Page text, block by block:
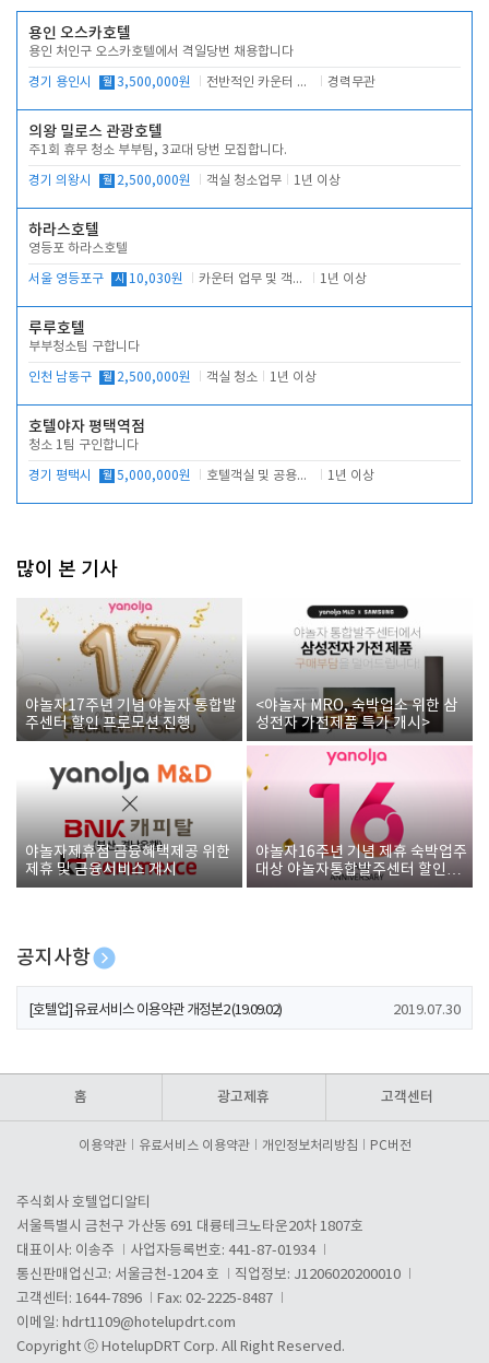
용인 오스카호텔
용인 처인구 오스카호텔에서 격일당번 채용합니다
경기 용인시 월 3,500,000원 전반적인 카운터 업무 경력무관
의왕 밀로스 관광호텔
주1회 휴무 청소 부부팀, 3교대 당번 모집합니다.
경기 의왕시 월 2,500,000원 객실 청소업무 1년 이상
하라스호텔
영등포 하라스호텔
서울 영등포구 시 10,030원 카운터 업무 및 객실관리(청소상태 확인, 객실판매) 1년 이상
루루호텔
부부청소팀 구합니다
인천 남동구 월 2,500,000원 객실 청소 1년 이상
호텔야자 평택역점
청소 1팀 구인합니다
경기 평택시 월 5,000,000원 호텔객실 및 공용시설 청소 관리 1년 이상
많이 본 기사
야놀자17주년 기념 야놀자 통합발
주센터 할인 프로모션 진행
<야놀자 MRO, 숙박업소 위한 삼
성전자 가전제품 특가 개시>
야놀자제휴점 금융혜택제공 위한
제휴 및 금융서비스 게시
야놀자16주년 기념 제휴 숙박업주
대상 야놀자통합발주센터 할인쿠
폰 증정
공지사항
[호텔업] 개인정보 처리방침 개정본1 (19.09.02)
[호텔업] 유료서비스 이용약관 개정본2 (19.09.02) 2019.07.30
홈 광고제휴 고객센터
이용약관 유료서비스 이용약관 개인정보처리방침 PC버전
주식회사 호텔업디알티
서울특별시 금천구 가산동 691 대륭테크노타운20차 1807호
대표이사: 이송주
사업자등록번호: 441-87-01934
통신판매업신고: 서울금천-1204 호
직업정보: J1206020200010
고객센터: 1644-7896
Fax: 02-2225-8487
이메일: hdrt1109@hotelupdrt.com
Copyright ⓒ HotelupDRT Corp. All Right Reserved.